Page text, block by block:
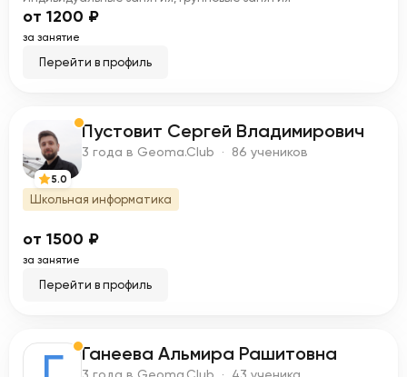
от 1200 ₽
за занятие
Перейти в профиль
П
5.0
Пустовит Сергей Владимирович
3 года в Geoma.Club · 86 учеников
Школьная информатика
от 1500 ₽
за занятие
Перейти в профиль
Ганеева Альмира Рашитовна